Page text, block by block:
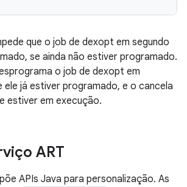
que o job de dexopt em segundo
se ainda não estiver programado.
o job de dexopt em
ele já estiver programado, e o cancela
estiver em execução.
ART
APIs Java para personalização. As